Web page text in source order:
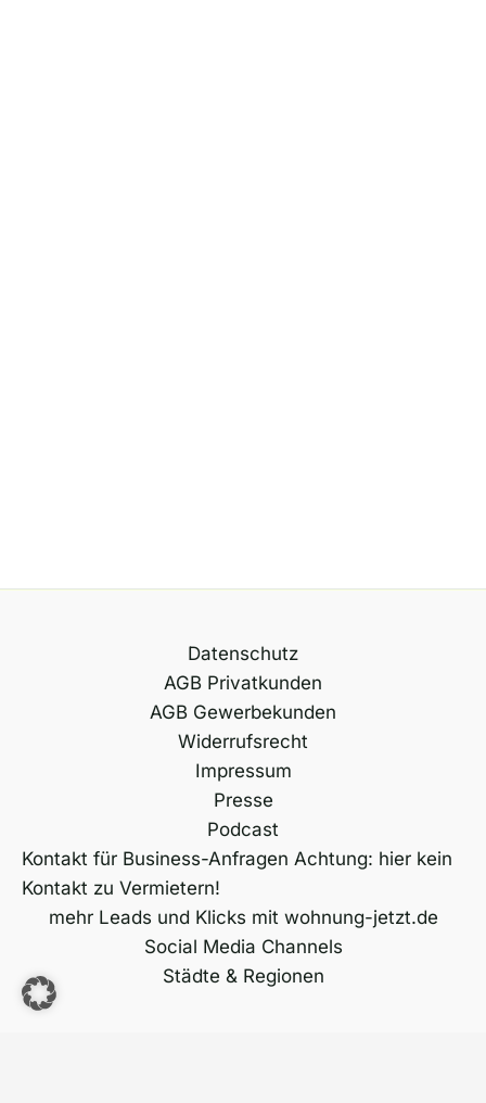
Datenschutz
AGB Privatkunden
AGB Gewerbekunden
Widerrufsrecht
Impressum
Presse
Podcast
Kontakt für Business-Anfragen Achtung: hier kein
Kontakt zu Vermietern!
mehr Leads und Klicks mit wohnung-jetzt.de
Social Media Channels
Städte & Regionen